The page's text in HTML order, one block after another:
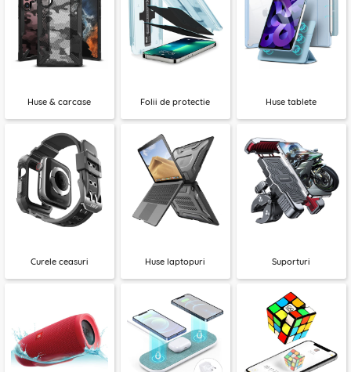
Huse & carcase Folii de protectie Huse tablete
Curele ceasuri Huse laptopuri Suporturi